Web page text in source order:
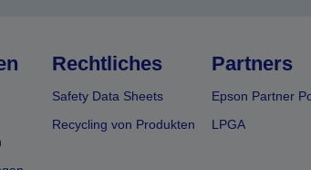
Rechtliches
Safety Data Sheets
Recycling von Produkten
Partners
Epson Partner
LPGA